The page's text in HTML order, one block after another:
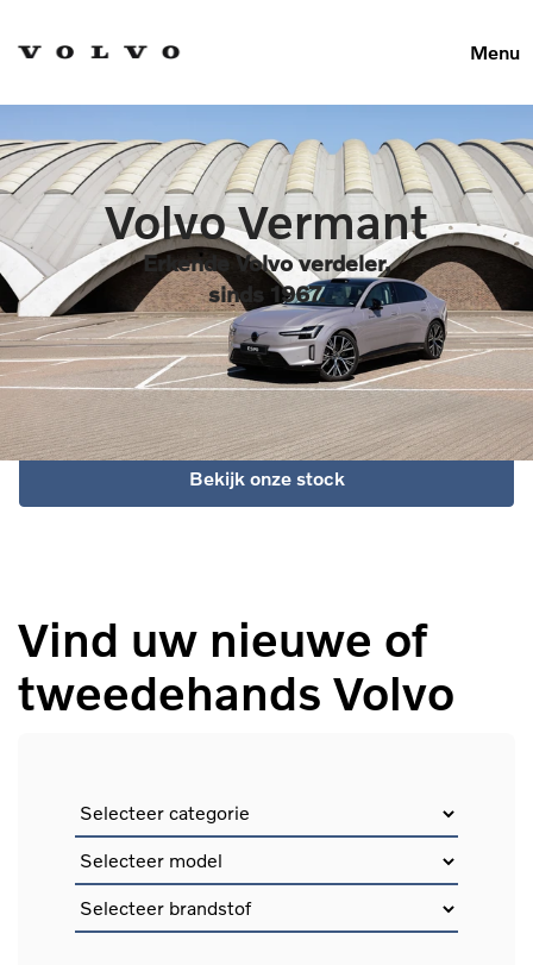
Menu
Volvo Vermant
Erkende Volvo verdeler,
sinds 1967.
Bekijk onze stock
Vind uw nieuwe of
tweedehands Volvo